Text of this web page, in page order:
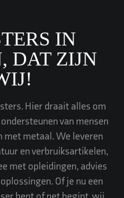
IN
DAT ZIJN
Hier draait alles om
van mensen
met metaal. We leveren
enverbruiksartikelen,
met opleidingen, advies
. Of je nu een